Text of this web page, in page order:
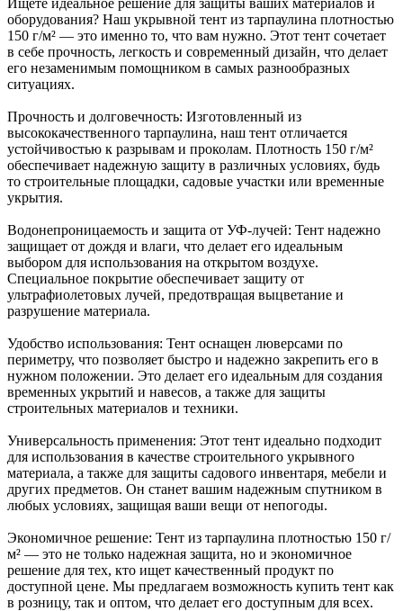
оборудования? Наш укрывной тент из тарпаулина плотностью
150 г/м² — это именно то, что вам нужно. Этот тент сочетает
в себе прочность, легкость и современный дизайн, что делает
его незаменимым помощником в самых разнообразных
ситуациях.
Прочность и долговечность: Изготовленный из
высококачественного тарпаулина, наш тент отличается
устойчивостью к разрывам и проколам. Плотность 150 г/м²
обеспечивает надежную защиту в различных условиях, будь
то строительные площадки, садовые участки или временные
укрытия.
Водонепроницаемость и защита от УФ-лучей: Тент надежно
защищает от дождя и влаги, что делает его идеальным
выбором для использования на открытом воздухе.
Специальное покрытие обеспечивает защиту от
ультрафиолетовых лучей, предотвращая выцветание и
разрушение материала.
Удобство использования: Тент оснащен люверсами по
периметру, что позволяет быстро и надежно закрепить его в
нужном положении. Это делает его идеальным для создания
временных укрытий и навесов, а также для защиты
строительных материалов и техники.
Универсальность применения: Этот тент идеально подходит
для использования в качестве строительного укрывного
материала, а также для защиты садового инвентаря, мебели и
других предметов. Он станет вашим надежным спутником в
любых условиях, защищая ваши вещи от непогоды.
Экономичное решение: Тент из тарпаулина плотностью 150 г/
м² — это не только надежная защита, но и экономичное
решение для тех, кто ищет качественный продукт по
доступной цене. Мы предлагаем возможность купить тент как
в розницу, так и оптом, что делает его доступным для всех.